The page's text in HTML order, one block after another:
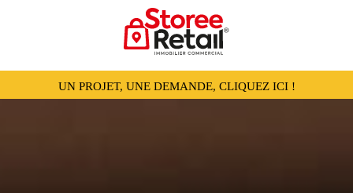
UN PROJET, UNE DEMANDE, CLIQUEZ ICI !